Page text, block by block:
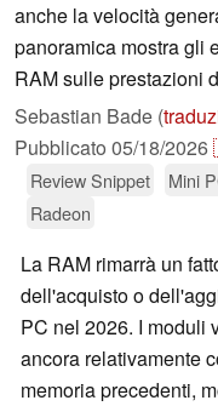
anche la velocità
panoramica mostra gli
RAM sulle prestazioni
Sebastian Bade (
Pubblicato 05/18/2026
Review Snippet Mini
Radeon
La RAM rimarrà un
dell'acquisto o
PC nel 2026. I moduli
ancora relativamente
memoria precedenti,